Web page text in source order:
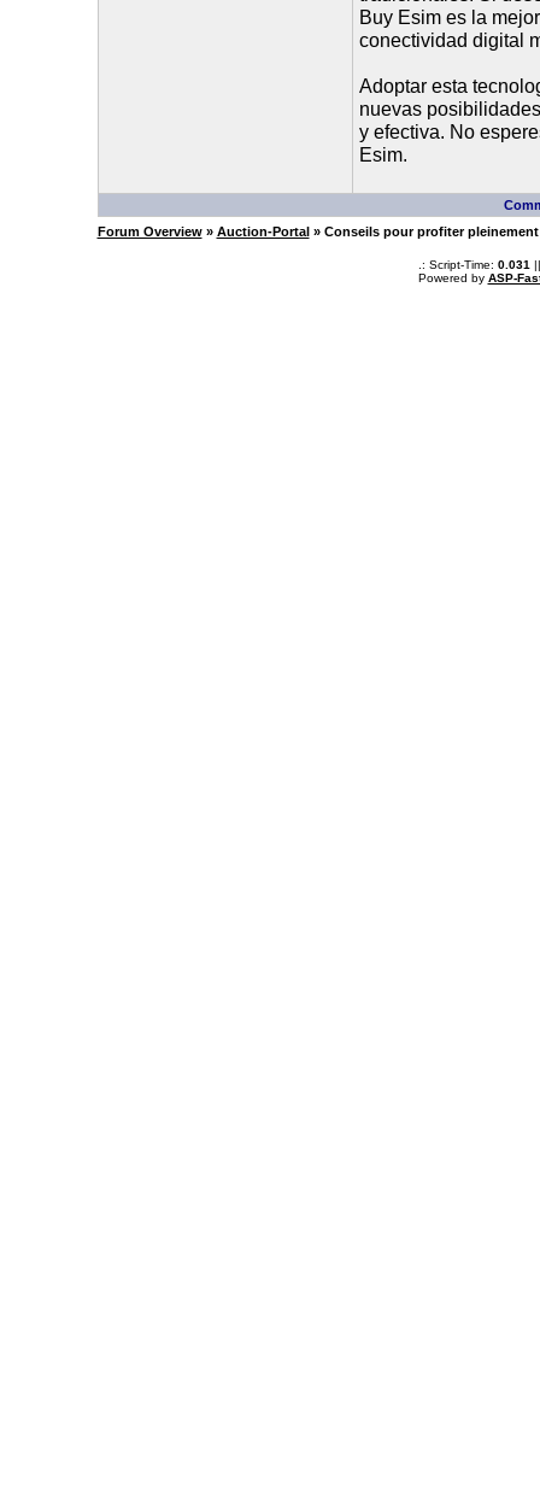
Buy Esim es la
conectividad digital
Adoptar esta
nuevas
y efectiva. No
Esim.
Forum Overview» Auction-Portal» Conseils pour profiter pleinement
.: Script-Time: 0.031
Powered by ASP-